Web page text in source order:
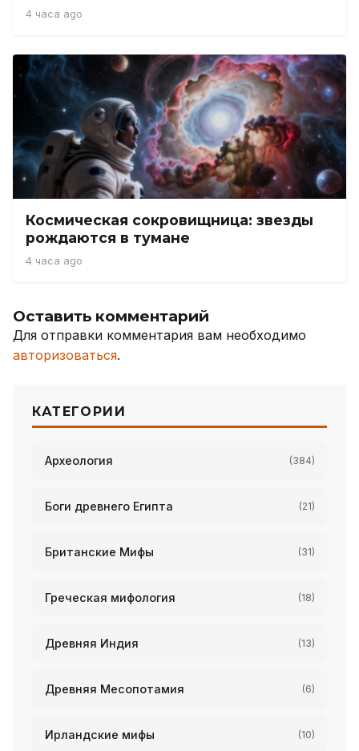
4 часа ago
Космическая сокровищница: звезды
рождаются в тумане
4 часа ago
Оставить комментарий
Для отправки комментария вам необходимо
авторизоваться.
КАТЕГОРИИ
Археология (384)
Боги древнего Египта (21)
Британские Мифы (31)
Греческая мифология (18)
Древняя Индия (13)
Древняя Месопотамия (6)
Ирландские мифы (10)